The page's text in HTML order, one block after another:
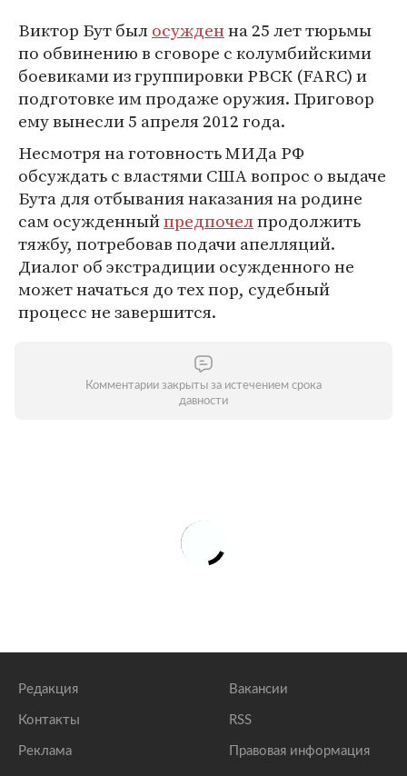
Виктор Бут былосужденна 25 лет тюрьмы
по обвинению в сговоре с колумбийскими
боевиками из группировки РВСК (FARC) и
подготовке им продаже оружия. Приговор
ему вынесли 5 апреля 2012 года.
Несмотря на готовность МИДа РФ
обсуждать с властями США вопрос о выдаче
Бута для отбывания наказания на родине
сам осужденныйпредпочелпродолжить
тяжбу, потребовав подачи апелляций.
Диалог об экстрадиции осужденного не
может начаться до тех пор, судебный
процесс не завершится.
Комментарии закрыты за истечением срока
давности
Редакция
Контакты
Реклама
Вакансии
RSS
Правовая информация